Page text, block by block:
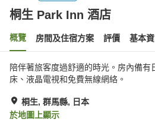
桐生 Park Inn 酒店
概覽 房間及住宿方案 評價 基本
陪伴著旅客度過舒適的時光。房內備有
床、液晶電視和免費無線網絡。
桐生, 群馬縣, 日本
於地圖上顯示